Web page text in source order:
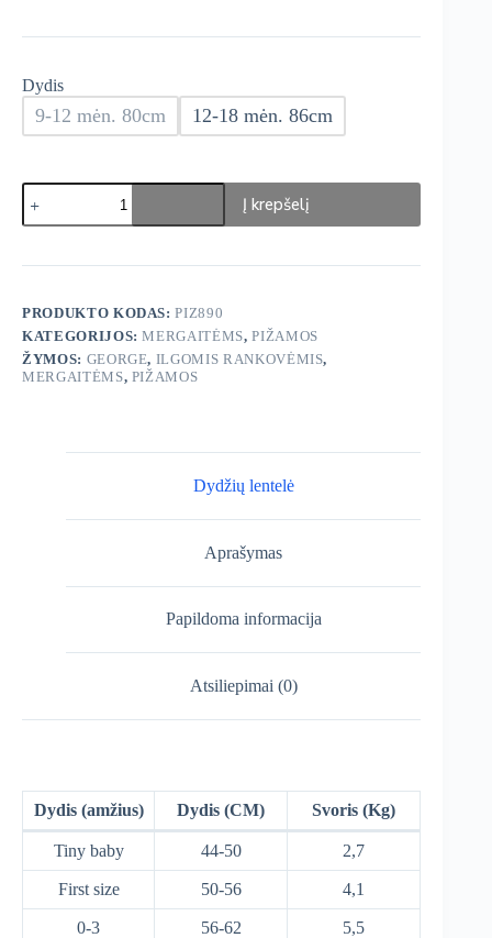
Dydis
9-12 mėn. 80cm 12-18 mėn. 86cm
produkto
kiekis:
George
2vnt
Į krepšelį
PRODUKTO KODAS:PIZ890
KATEGORIJOS:MERGAITĖMS,PIŽAMOS
ŽYMOS: GEORGE, ILGOMIS RANKOVĖMIS,
MERGAITĖMS, PIŽAMOS
Dydžių lentelė
Aprašymas
Papildoma informacija
Atsiliepimai (0)
Dydis (amžius) Dydis (CM) Svoris (Kg)
Tiny baby 44-50 2,7
First size 50-56 4,1
0-3 56-62 5,5